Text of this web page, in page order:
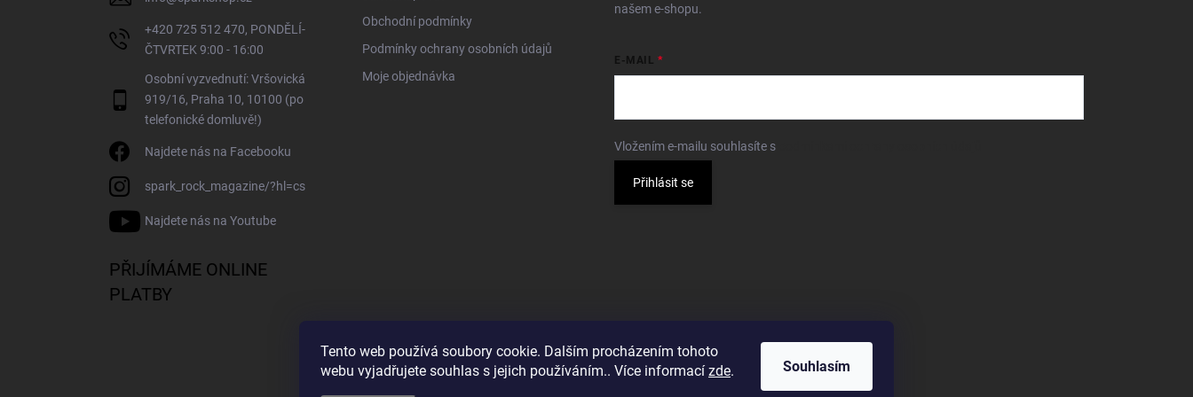
Tento web používá soubory cookie. Dalším procházením tohoto
webu vyjadřujete souhlas s jejich používáním.. Více informací zde. Souhlasím
+420 725 512 470, PONDĚLÍ-
ČTVRTEK 9:00 - 16:00
Osobní vyzvednutí: Vršovická
919/16, Praha 10, 10100 (po
telefonické domluvě!)
Najdete nás na Facebooku
spark_rock_magazine/?hl=cs
Najdete nás na Youtube
Obchodní podmínky
Podmínky ochrany osobních údajů
Moje objednávka
našem e-shopu.
E-MAIL
Vložením e-mailu souhlasíte s
Přihlásit se
PŘIJÍMÁME ONLINE
PLATBY